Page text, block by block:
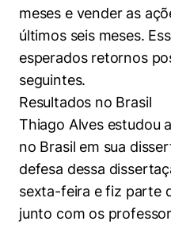
meses e vender as
últimos seis meses.
esperados retornos
seguintes.
Resultados no Brasil
Thiago Alves estudou
no Brasil em sua
defesa dessa
sexta-feira e fiz parte
junto com os